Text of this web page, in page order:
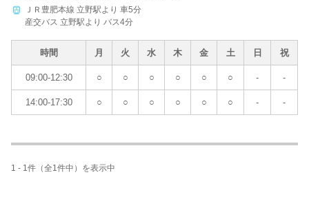
病院名
条件を変更する
ＪＲ豊肥本線 立野駅より 車5分
産交バス 立野駅より バス4分
時間 月 火 水 木 金 土 日 祝
09:00-12:30 ○ ○ ○ ○ ○ ○ - -
14:00-17:30 ○ ○ ○ ○ ○ ○ - -
1 - 1件（全1件中）を表示中